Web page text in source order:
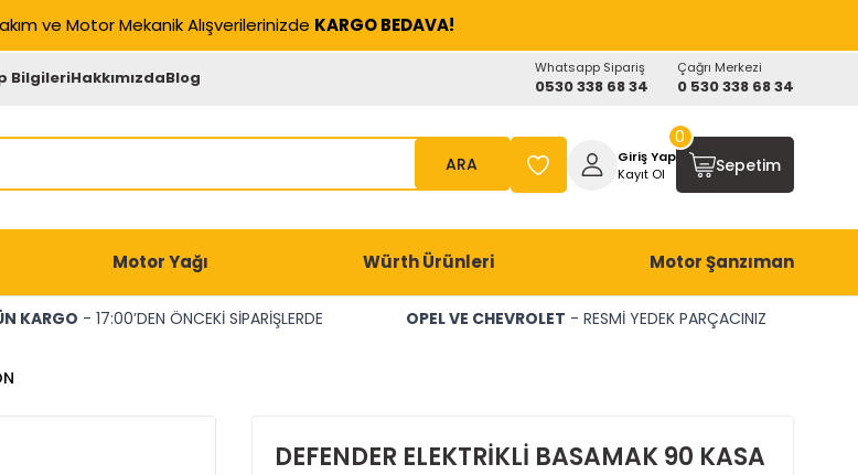
ve Motor Mekanik Alışverilerinizde KARGO BEDAVA!
BilgileriHakkımızdaBlog Whatsapp Sipariş
0530 338 68 34
Çağrı Merkezi
0 530 338 68 34
ARA
Giriş Yap
Kayıt Ol
Sepetim
0
Motor Yağı Würth Ürünleri Motor Şanzıman
KARGO - 17:00’DEN ÖNCEKİ SİPARİŞLERDE OPEL VE CHEVROLET - RESMİ YEDEK PARÇACINIZ
DEFENDER ELEKTRİKLİ BASAMAK 90 KASA